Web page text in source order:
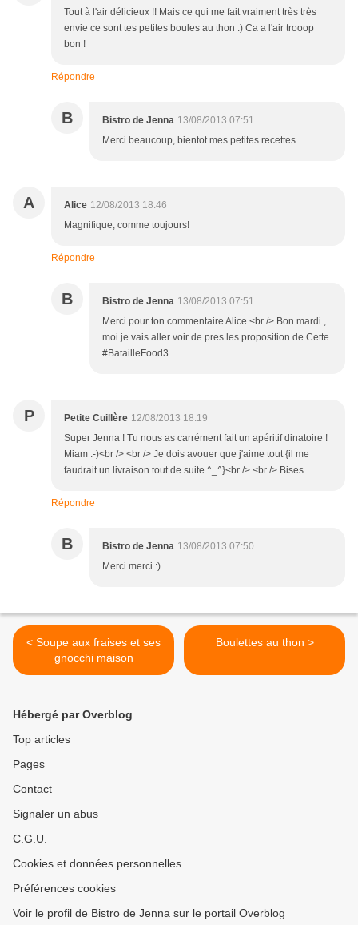
Tout à l'air délicieux !! Mais ce qui me fait vraiment très très
envie ce sont tes petites boules au thon :) Ca a l'air trooop
bon !
Répondre
B Bistro de Jenna 13/08/2013 07:51
Merci beaucoup, bientot mes petites recettes....
A Alice 12/08/2013 18:46
Magnifique, comme toujours!
Répondre
B Bistro de Jenna 13/08/2013 07:51
Merci pour ton commentaire Alice <br /> Bon mardi ,
moi je vais aller voir de pres les proposition de Cette
#BatailleFood3
P Petite Cuillère 12/08/2013 18:19
Super Jenna ! Tu nous as carrément fait un apéritif dinatoire !
Miam :-)<br /> <br /> Je dois avouer que j'aime tout {il me
faudrait un livraison tout de suite ^_^}<br /> <br /> Bises
Répondre
B Bistro de Jenna 13/08/2013 07:50
Merci merci :)
< Soupe aux fraises et ses
gnocchi maison
Boulettes au thon >
Hébergé par Overblog
Top articles
Pages
Contact
Signaler un abus
C.G.U.
Cookies et données personnelles
Préférences cookies
Voir le profil de Bistro de Jenna sur le portail Overblog